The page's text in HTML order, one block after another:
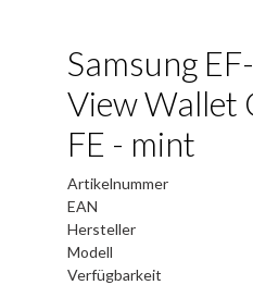
Samsung
View Wallet
FE - mint
Artikelnummer
EAN
Hersteller
Modell
Verfügbarkeit